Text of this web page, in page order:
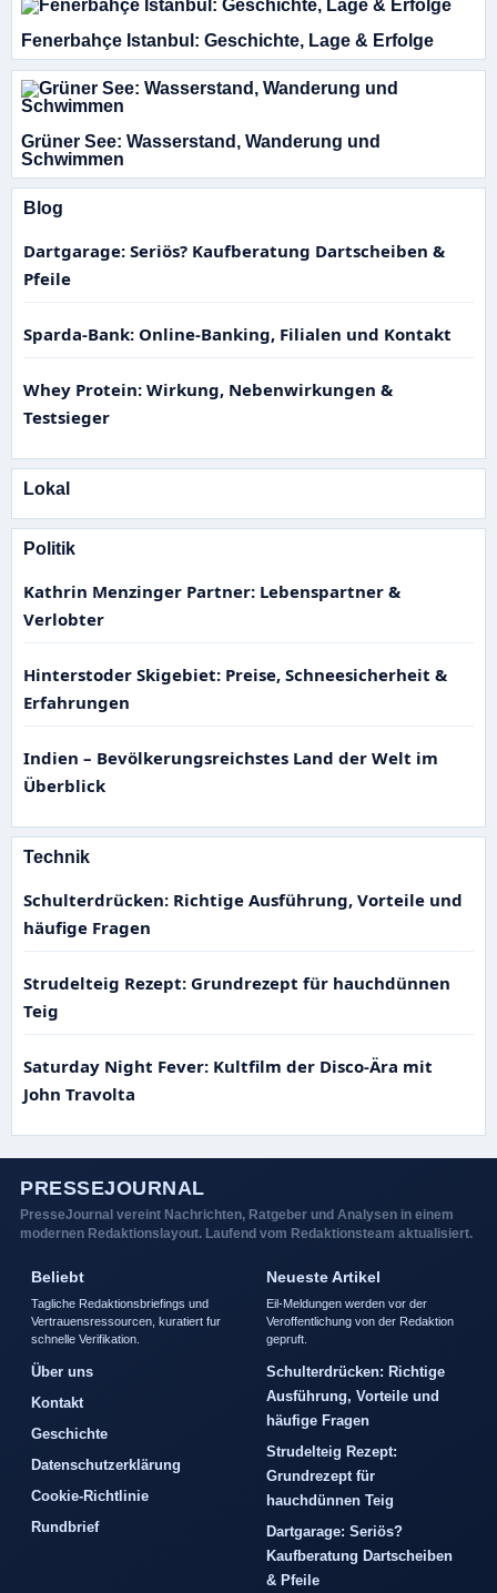
Fenerbahçe Istanbul: Geschichte, Lage & Erfolge
Grüner See: Wasserstand, Wanderung und
Schwimmen
Blog
Dartgarage: Seriös? Kaufberatung Dartscheiben &
Pfeile
Sparda-Bank: Online-Banking, Filialen und Kontakt
Whey Protein: Wirkung, Nebenwirkungen &
Testsieger
Lokal
Politik
Kathrin Menzinger Partner: Lebenspartner &
Verlobter
Hinterstoder Skigebiet: Preise, Schneesicherheit &
Erfahrungen
Indien – Bevölkerungsreichstes Land der Welt im
Überblick
Technik
Schulterdrücken: Richtige Ausführung, Vorteile und
häufige Fragen
Strudelteig Rezept: Grundrezept für hauchdünnen
Teig
Saturday Night Fever: Kultfilm der Disco-Ära mit
John Travolta
PRESSEJOURNAL
PresseJournal vereint Nachrichten, Ratgeber und Analysen in einem
modernen Redaktionslayout. Laufend vom Redaktionsteam aktualisiert.
Beliebt
Tagliche Redaktionsbriefings und
Vertrauensressourcen, kuratiert fur
schnelle Verifikation.
Über uns
Kontakt
Geschichte
Datenschutzerklärung
Cookie-Richtlinie
Rundbrief
Neueste Artikel
Eil-Meldungen werden vor der
Veroffentlichung von der Redaktion
gepruft.
Schulterdrücken: Richtige
Ausführung, Vorteile und
häufige Fragen
Strudelteig Rezept:
Grundrezept für
hauchdünnen Teig
Dartgarage: Seriös?
Kaufberatung Dartscheiben
& Pfeile